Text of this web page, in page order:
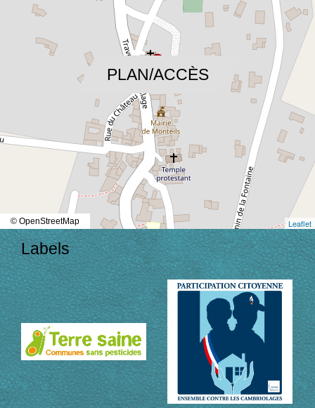
PLAN/ACCÈS
location_on
Leaflet
© OpenStreetMap
Labels